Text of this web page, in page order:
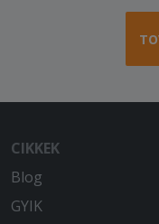
CIKKEK
Blog
GYIK